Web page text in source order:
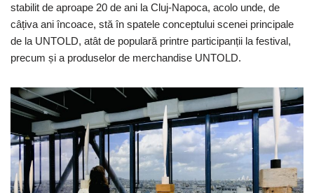
stabilit de aproape 20 de ani la Cluj-Napoca, acolo unde, de
câțiva ani încoace, stă în spatele conceptului scenei principale
de la UNTOLD, atât de populară printre participanții la festival,
precum și a produselor de merchandise UNTOLD.